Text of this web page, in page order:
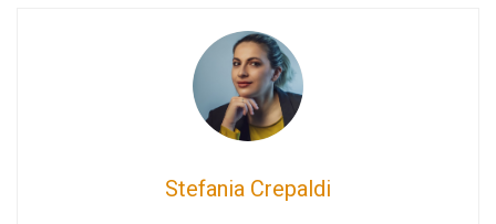
Stefania Crepaldi